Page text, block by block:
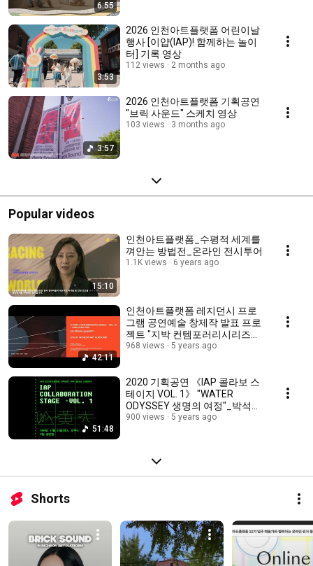
6:55
3:53
2026 인천아트플랫폼 어린이날
행사 [이얍(IAP)! 함께하는 놀이
터] 기록 영상
112 views 2 months ago
3:57
2026 인천아트플랫폼 기획공연
"브릭 사운드" 스케치 영상
103 views 3 months ago
Popular videos
15:10
인천아트플랫폼_수평적 세계를
껴안는 방법전_온라인 전시투어
1.1K views 6 years ago
42:11
인천아트플랫폼 레지던시 프로
그램 공연예술 창제작 발표 프로
젝트 "지박 컨템포러리시리즈
VOL.19 - 백남준"
968 views 5 years ago
51:48
2020 기획공연 《IAP 콜라보 스
테이지 VOL. 1》 "WATER
ODYSSEY 생명의 여정"_박석주
(기타), 박순아(가야금), 조세린
900 views 5 years ago
Shorts